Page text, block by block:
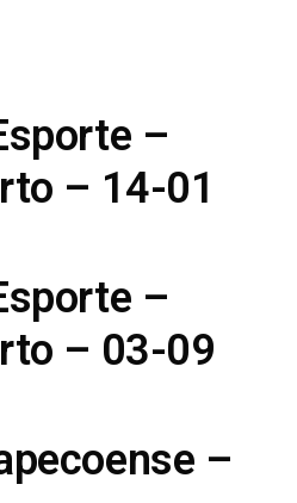
–
– 14-01
–
– 03-09
–